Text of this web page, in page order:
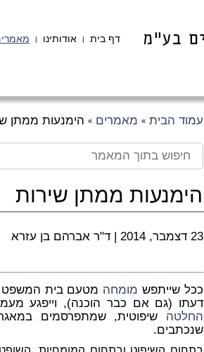
דף בית | אודותינו |
עמוד הבית » מאמרים » הימנעות ממתן
הימנעות ממתן שירות
23 דצמבר, 2014 | ד"ר אברהם בן עזרא
ככל שייתפש מומחה מטעם בית המשפט
דעתו (גם אם כבר הוכנה), וייפגע
החלטה שיפוטית, שמתפרסמים
שנכתבים.